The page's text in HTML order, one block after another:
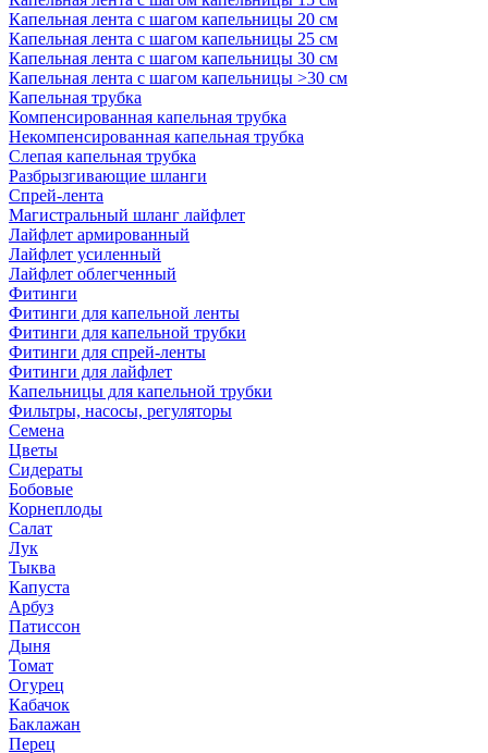
Капельная лента с шагом капельницы 20 см
Капельная лента с шагом капельницы 25 см
Капельная лента с шагом капельницы 30 см
Капельная лента с шагом капельницы >30 см
Капельная трубка
Компенсированная капельная трубка
Некомпенсированная капельная трубка
Слепая капельная трубка
Разбрызгивающие шланги
Спрей-лента
Магистральный шланг лайфлет
Лайфлет армированный
Лайфлет усиленный
Лайфлет облегченный
Фитинги
Фитинги для капельной ленты
Фитинги для капельной трубки
Фитинги для спрей-ленты
Фитинги для лайфлет
Капельницы для капельной трубки
Фильтры, насосы, регуляторы
Семена
Цветы
Сидераты
Бобовые
Корнеплоды
Салат
Лук
Тыква
Капуста
Арбуз
Патиссон
Дыня
Томат
Огурец
Кабачок
Баклажан
Перец